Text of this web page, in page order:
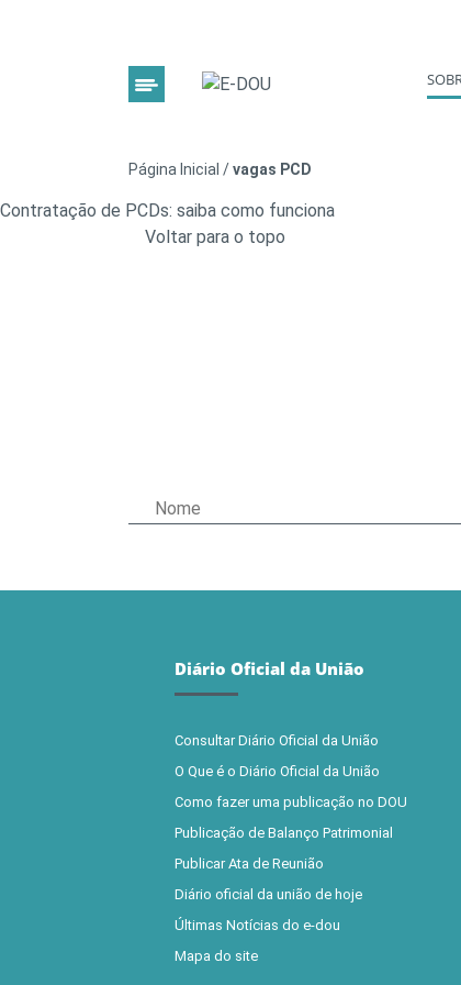
Página Inicial /vagas PCD
Contratação de PCDs: saiba como funciona
Voltar para o topo
Diário Oficial da União
Consultar Diário Oficial da União
O Que é o Diário Oficial da União
Como fazer uma publicação no DOU
Publicação de Balanço Patrimonial
Publicar Ata de Reunião
Diário oficial da união de hoje
Últimas Notícias do e-dou
Mapa do site